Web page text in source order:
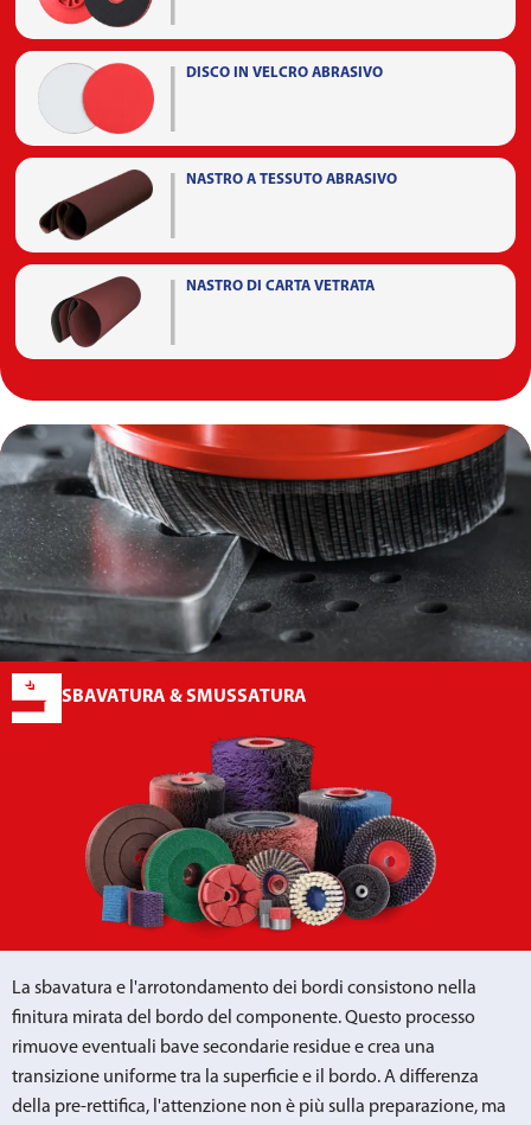
DISCO IN VELCRO ABRASIVO
NASTRO A TESSUTO ABRASIVO
NASTRO DI CARTA VETRATA
SBAVATURA & SMUSSATURA
La sbavatura e l'arrotondamento dei bordi consistono nella
finitura mirata del bordo del componente. Questo processo
rimuove eventuali bave secondarie residue e crea una
transizione uniforme tra la superficie e il bordo. A differenza
della pre-rettifica, l'attenzione non è più sulla preparazione, ma